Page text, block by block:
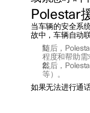
Polestar
当车辆的安全系
故中，车辆自动
随后，
程度和帮助需
然后，
等）。
如果无法进行通